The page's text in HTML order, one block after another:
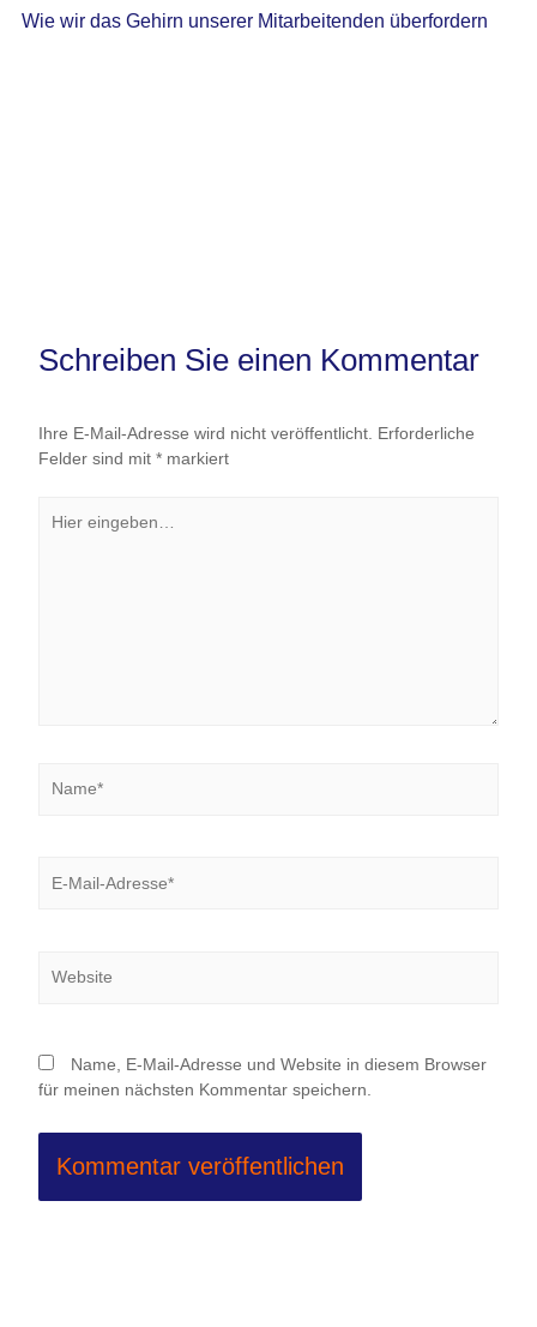
Wie wir das Gehirn unserer Mitarbeitenden überfordern
Schreiben Sie einen Kommentar
Ihre E-Mail-Adresse wird nicht veröffentlicht. Erforderliche
Felder sind mit *markiert
eingeben…
Mail-
Name, E-Mail-Adresse und Website in diesem Browser
für meinen nächsten Kommentar speichern.